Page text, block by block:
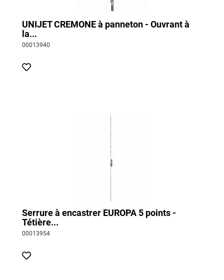
UNIJET CREMONE à panneton - Ouvrant à
la...
00013940
Serrure à encastrer EUROPA 5 points -
Tétière...
00013954